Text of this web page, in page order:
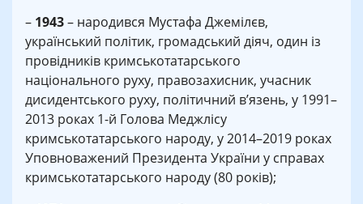
– 1943– народився Мустафа Джемілєв,
український політик, громадський діяч, один із
провідників кримськотатарського
національного руху, правозахисник, учасник
дисидентського руху, політичний в’язень, у 1991–
2013 роках 1-й Голова Меджлісу
кримськотатарського народу, у 2014–2019 роках
Уповноважений Президента України у справах
кримськотатарського народу (80 років);